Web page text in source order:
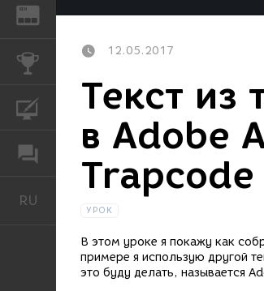
REN ЖУРНАЛ
КОНКУРСЫ
КУРСЫ
ФОРУМ
RU
12.05.2017
Текст из
в Adobe
УРОК
В этом уроке я покажу как
примере я использую другой
это буду делать, называется